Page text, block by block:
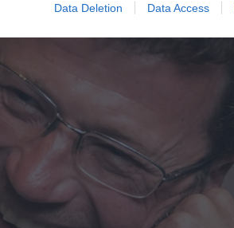
Data Deletion Data Access